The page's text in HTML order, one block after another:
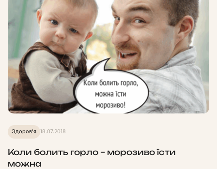
Здоров'я 18.07.2018
Коли болить горло – морозиво їсти
можна